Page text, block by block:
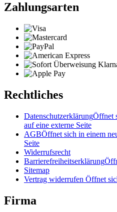
Zahlungsarten
Rechtliches
DatenschutzerklärungÖffnet
auf eine externe Seite
AGBÖffnet sich in einem
Seite
Widerrufsrecht
Barrierefreiheitserklärung
Sitemap
Vertrag widerrufen Öffnet
Firma